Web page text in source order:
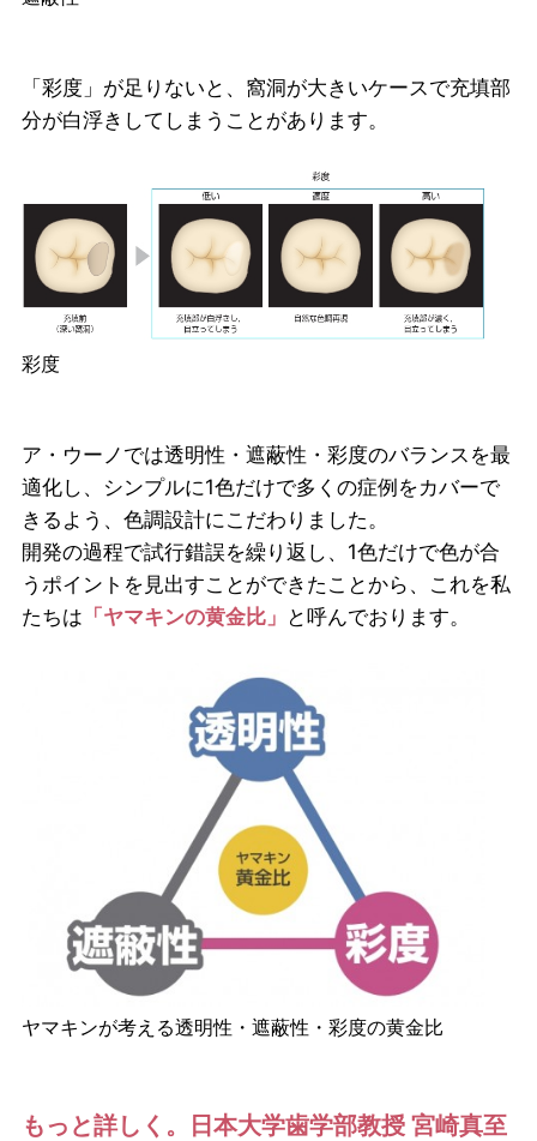
「彩度」が足りないと、窩洞が大きいケースで充填部
分が白浮きしてしまうことがあります。
彩度
ア・ウーノでは透明性・遮蔽性・彩度のバランスを最
適化し、シンプルに1色だけで多くの症例をカバーで
きるよう、色調設計にこだわりました。
開発の過程で試行錯誤を繰り返し、1色だけで色が合
うポイントを見出すことができたことから、これを私
たちは 「ヤマキンの黄金比」 と呼んでおります。
ヤマキンが考える透明性・遮蔽性・彩度の黄金比
もっと詳しく。日本大学歯学部教授 宮崎真至